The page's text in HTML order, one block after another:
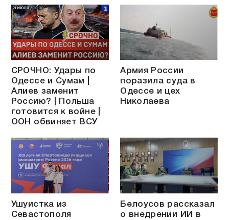
СРОЧНО: Удары по
Одессе и Сумам |
Алиев заменит
Россию? | Польша
готовится к войне |
ООН обвиняет ВСУ
Армия России
поразила суда в
Одессе и цех
Николаева
Ушуистка из
Севастополя
Белоусов рассказал
о внедрении ИИ в